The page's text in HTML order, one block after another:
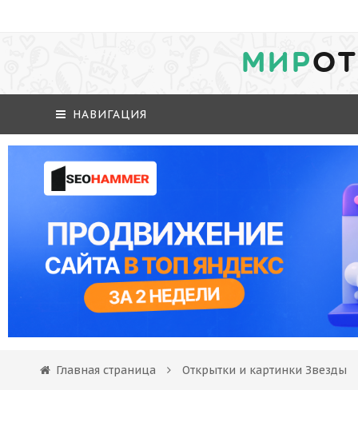
МИР
НАВИГАЦИЯ
Главная страница Открытки и картинки Звезды